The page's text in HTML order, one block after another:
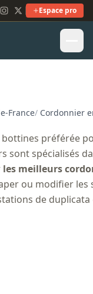
Espace pro
France/ Cordonnier
préférée
sont spécialisés
les meilleurs
ou modifier les
de duplicata